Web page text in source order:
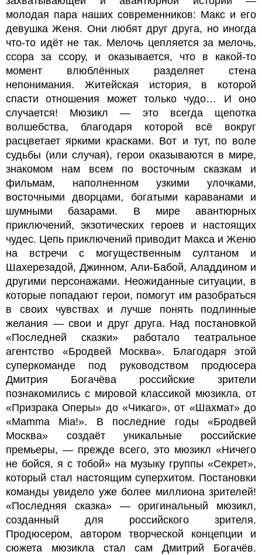
молодая пара наших современников: Макс и его
девушка Женя. Они любят друг друга, но иногда
что-то идёт не так. Мелочь цепляется за мелочь,
ссора за ссору, и оказывается, что в какой-то
момент влюблённых разделяет стена
непонимания. Житейская история, в которой
спасти отношения может только чудо… И оно
случается! Мюзикл — это всегда щепотка
волшебства, благодаря которой всё вокруг
расцветает яркими красками. Вот и тут, по воле
судьбы (или случая), герои оказываются в мире,
знакомом нам всем по восточным сказкам и
фильмам, наполненном узкими улочками,
восточными дворцами, богатыми караванами и
шумными базарами. В мире авантюрных
приключений, экзотических героев и настоящих
чудес. Цепь приключений приводит Макса и Женю
на встречи с могущественным султаном и
Шахерезадой, Джинном, Али-Бабой, Аладдином и
другими персонажами. Неожиданные ситуации, в
которые попадают герои, помогут им разобраться
в своих чувствах и лучше понять подлинные
желания — свои и друг друга. Над постановкой
«Последней сказки» работало театральное
агентство «Бродвей Москва». Благодаря этой
суперкоманде под руководством продюсера
Дмитрия Богачёва российские зрители
познакомились с мировой классикой мюзикла, от
«Призрака Оперы» до «Чикаго», от «Шахмат» до
«Mamma Mia!». В последние годы «Бродвей
Москва» создаёт уникальные российские
премьеры, — прежде всего, это мюзикл «Ничего
не бойся, я с тобой» на музыку группы «Секрет»,
который стал настоящим суперхитом. Постановки
команды увидело уже более миллиона зрителей!
«Последняя сказка» — оригинальный мюзикл,
созданный для российского зрителя.
Продюсером, автором творческой концепции и
сюжета мюзикла стал сам Дмитрий Богачёв.